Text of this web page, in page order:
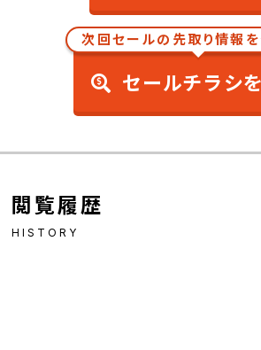
次回セールの先取り情報を
セールチラシ
閲覧履歴
HISTORY